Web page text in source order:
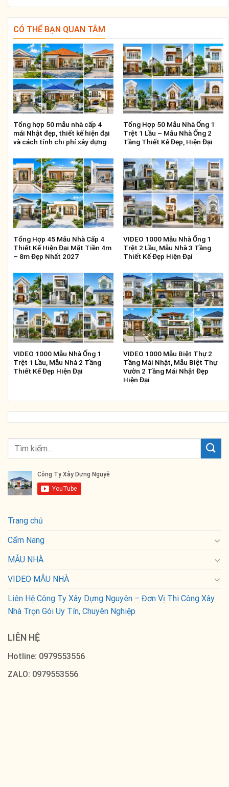
CÓ THỂ BẠN QUAN TÂM
Tổng hợp 50 mẫu nhà cấp 4
mái Nhật đẹp, thiết kế hiện đại
và cách tính chi phí xây dựng
Tổng Hợp 50 Mẫu Nhà Ống 1
Trệt 1 Lầu – Mẫu Nhà Ống 2
Tầng Thiết Kế Đẹp, Hiện Đại
Tổng Hợp 45 Mẫu Nhà Cấp 4
Thiết Kế Hiện Đại Mặt Tiền 4m
– 8m Đẹp Nhất 2027
VIDEO 1000 Mẫu Nhà Ống 1
Trệt 2 Lầu, Mẫu Nhà 3 Tầng
Thiết Kế Đẹp Hiện Đại
VIDEO 1000 Mẫu Nhà Ống 1
Trệt 1 Lầu, Mẫu Nhà 2 Tầng
Thiết Kế Đẹp Hiện Đại
VIDEO 1000 Mẫu Biệt Thự 2
Tầng Mái Nhật, Mẫu Biệt Thự
Vườn 2 Tầng Mái Nhật Đẹp
Hiện Đại
Trang chủ
Cẩm Nang
MẪU NHÀ
VIDEO MẪU NHÀ
Liên Hệ Công Ty Xây Dựng Nguyên – Đơn Vị Thi Công Xây
Nhà Trọn Gói Uy Tín, Chuyên Nghiệp
LIÊN HỆ
Hotline: 0979553556
ZALO: 0979553556